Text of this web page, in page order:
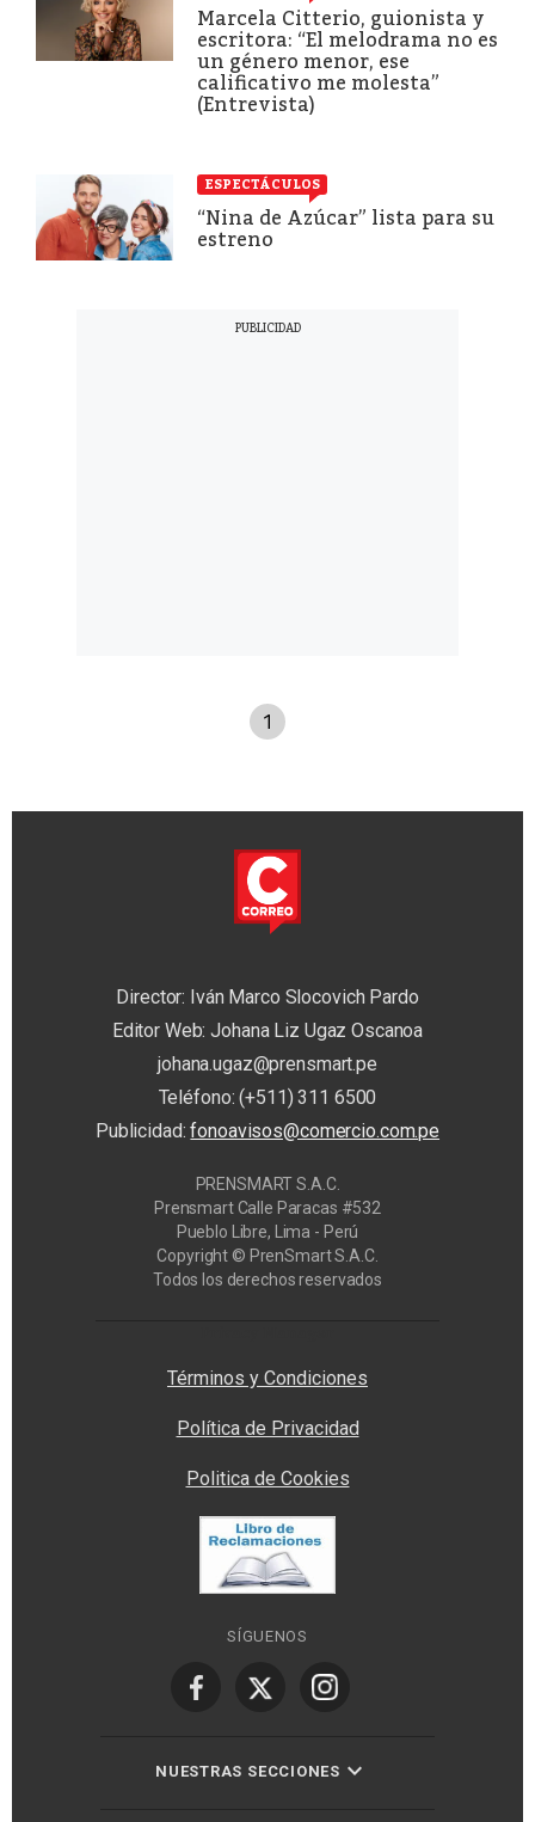
Marcela Citterio, guionista y
escritora: “El melodrama no es
un género menor, ese
calificativo me molesta”
(Entrevista)
ESPECTÁCULOS
“Nina de Azúcar” lista para su
estreno
1
Director: Iván Marco Slocovich Pardo
Editor Web: Johana Liz Ugaz Oscanoa
johana.ugaz@prensmart.pe
Teléfono: (+511) 311 6500
Publicidad:fonoavisos@comercio.com.pe
PRENSMART S.A.C.
Prensmart Calle Paracas #532
Pueblo Libre, Lima - Perú
Copyright © PrenSmart S.A.C.
Todos los derechos reservados
Términos y Condiciones
Política de Privacidad
Politica de Cookies
SÍGUENOS
NUESTRAS SECCIONES